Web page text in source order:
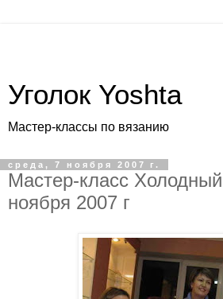
Уголок Yoshta
Мастер-классы по вязанию
среда, 7 ноября 2007 г.
Мастер-класс
ноября 2007 г